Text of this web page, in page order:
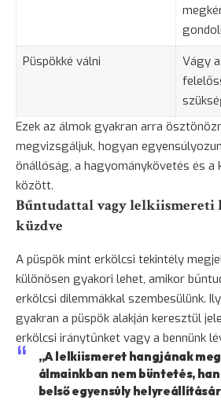
Püspökké válni
Vágy
Ezek az álmok gyakran arra
megvizsgáljuk, hogyan
önállóság, a hagyománykövetés és a
között.
Bűntudattal vagy lelkiismereti
küzdve
A püspök mint erkölcsi tekintély
különösen gyakori lehet, amikor
erkölcsi dilemmákkal szembesülünk.
gyakran a püspök alakján keresztül
erkölcsi iránytűnket vagy a bennünk
„A lelkiismeret hangjának
álmainkban nem büntetés,
belső egyensúly